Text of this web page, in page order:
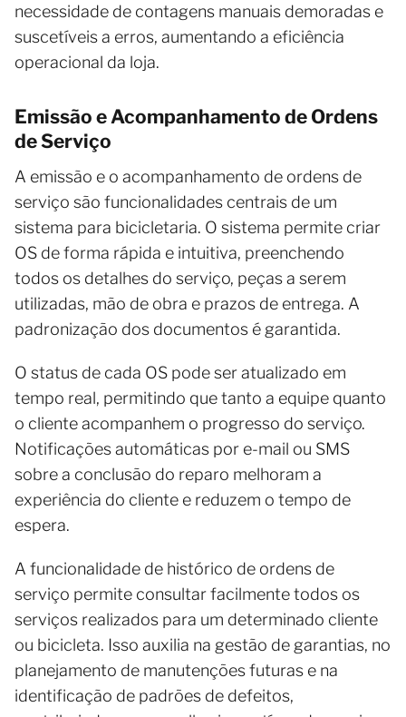
necessidade de contagens manuais demoradas e
suscetíveis a erros, aumentando a eficiência
operacional da loja.
Emissão e Acompanhamento de Ordens
de Serviço
A emissão e o acompanhamento de ordens de
serviço são funcionalidades centrais de um
sistema para bicicletaria. O sistema permite criar
OS de forma rápida e intuitiva, preenchendo
todos os detalhes do serviço, peças a serem
utilizadas, mão de obra e prazos de entrega. A
padronização dos documentos é garantida.
O status de cada OS pode ser atualizado em
tempo real, permitindo que tanto a equipe quanto
o cliente acompanhem o progresso do serviço.
Notificações automáticas por e-mail ou SMS
sobre a conclusão do reparo melhoram a
experiência do cliente e reduzem o tempo de
espera.
A funcionalidade de histórico de ordens de
serviço permite consultar facilmente todos os
serviços realizados para um determinado cliente
ou bicicleta. Isso auxilia na gestão de garantias, no
planejamento de manutenções futuras e na
identificação de padrões de defeitos,